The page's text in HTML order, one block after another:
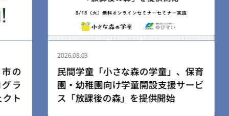
保育
ビ
2026.08.03
ライフスタイルブランド「LIB」、
広島空港店を8月3日にリニューアル
オープン